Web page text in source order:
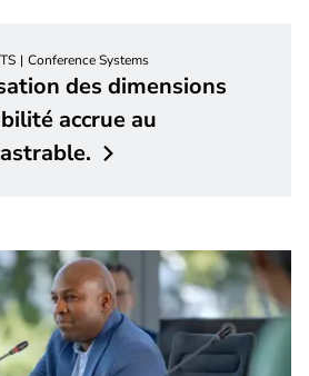
Conference Systems
des dimensions
accrue au